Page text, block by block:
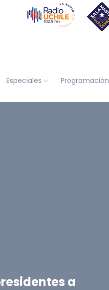
Especiales Programación
a